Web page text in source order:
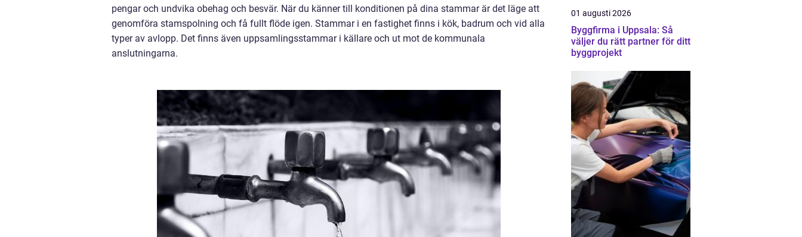
pengar och undvika obehag och besvär. När du känner till konditionen på dina stammar är det läge att
genomföra stamspolning och få fullt flöde igen. Stammar i en fastighet finns i kök, badrum och vid alla
typer av avlopp. Det finns även uppsamlingsstammar i källare och ut mot de kommunala
anslutningarna.
01 augusti 2026
Byggfirma i Uppsala: Så
väljer du rätt partner för ditt
byggprojekt